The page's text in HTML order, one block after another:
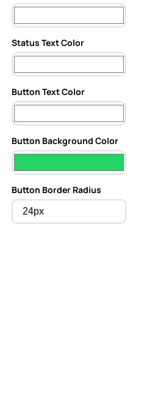
Status Text Color
Button Text Color
Button Background Color
Button Border Radius